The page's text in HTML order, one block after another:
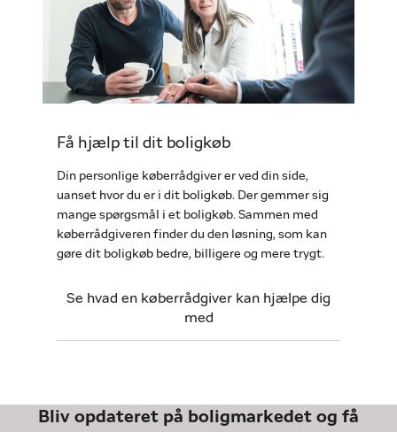
Få hjælp til dit boligkøb
Din personlige køberrådgiver er ved din side,
uanset hvor du er i dit boligkøb. Der gemmer sig
mange spørgsmål i et boligkøb. Sammen med
køberrådgiveren finder du den løsning, som kan
gøre dit boligkøb bedre, billigere og mere trygt.
Se hvad en køberrådgiver kan hjælpe dig
med
Bliv opdateret på boligmarkedet og få